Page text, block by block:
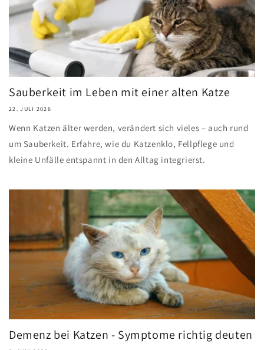
Sauberkeit im Leben mit einer alten Katze
22. JULI 2026
Wenn Katzen älter werden, verändert sich vieles – auch rund
um Sauberkeit. Erfahre, wie du Katzenklo, Fellpflege und
kleine Unfälle entspannt in den Alltag integrierst.
Demenz bei Katzen - Symptome richtig deuten